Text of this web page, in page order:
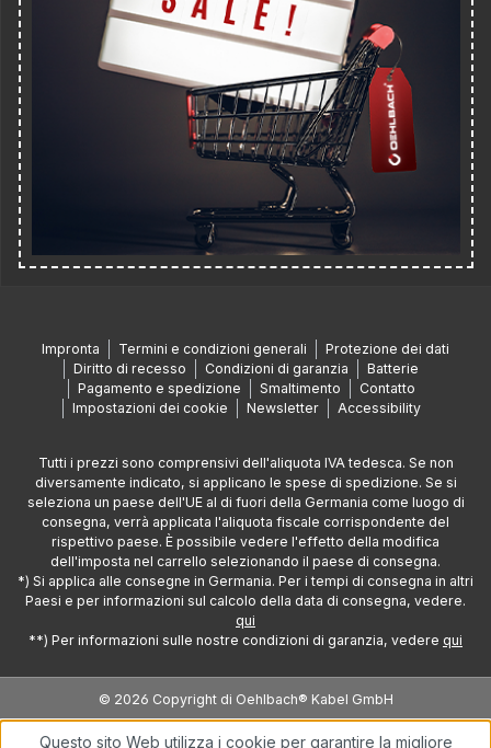
Impronta Termini e condizioni generali
Protezione dei dati
Diritto di recesso
Condizioni di garanzia
Batterie
Pagamento e spedizione
Smaltimento
Contatto
Impostazioni dei cookie
Newsletter Accessibility
Tutti i prezzi sono comprensivi dell'aliquota IVA tedesca. Se non
diversamente indicato, si applicano le spese di spedizione. Se si
seleziona un paese dell'UE al di fuori della Germania come luogo di
consegna, verrà applicata l'aliquota fiscale corrispondente del
rispettivo paese. È possibile vedere l'effetto della modifica
dell'imposta nel carrello selezionando il paese di consegna.
*) Si applica alle consegne in Germania. Per i tempi di consegna in altri
Paesi e per informazioni sul calcolo della data di consegna, vedere.
qui
**) Per informazioni sulle nostre condizioni di garanzia, vedere qui
© 2026 Copyright di Oehlbach® Kabel GmbH
Questo sito Web utilizza i cookie per garantire la migliore